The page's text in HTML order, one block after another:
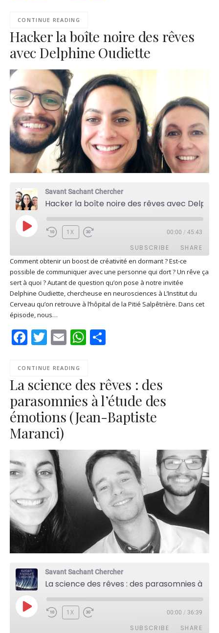
CONTINUE READING
Hacker la boîte noire des rêves
avec Delphine Oudiette
Savant Sachant Chercher
PLAY
EPISODE
1X 00:00 / 45:43
SUBSCRIBE SHARE
Apple Podcasts Deezer
Google Play PocketCasts
Podcast Addict RSS
Spotify
RSS FEED
SHARE
LINK
EMBED
Comment obtenir un boost de créativité en dormant ? Est-ce
possible de communiquer avec une personne qui dort ? Un rêve ça
sert à quoi ? Autant de question qu’on pose à notre invitée
Delphine Oudiette, chercheuse en neurosciences à L’Institut du
Cerveau qu’on retrouve à l’hôpital de la Pitié Salpêtrière. Dans cet
épisode, nous…
Facebook
Twitter
EmailWhatsApp
CONTINUE READING
La science des rêves : des
parasomnies à l’étude des
émotions (Jean-Baptiste
Maranci)
Savant Sachant Chercher
PLAY
EPISODE
1X 00:00 / 36:39
SUBSCRIBE SHARE